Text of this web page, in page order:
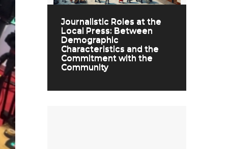
Journalistic Roles at the
Local Press: Between
Demographic
Characteristics and the
Commitment with the
Community